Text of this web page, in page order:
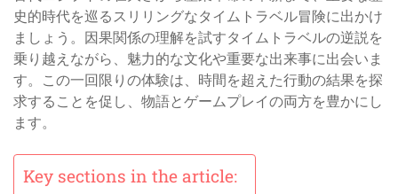
史的時代を巡るスリリングなタイムトラベル冒険に出かけ
ましょう。因果関係の理解を試すタイムトラベルの逆説を
乗り越えながら、魅力的な文化や重要な出来事に出会いま
す。この一回限りの体験は、時間を超えた行動の結果を探
求することを促し、物語とゲームプレイの両方を豊かにし
ます。
Key sections in the article: